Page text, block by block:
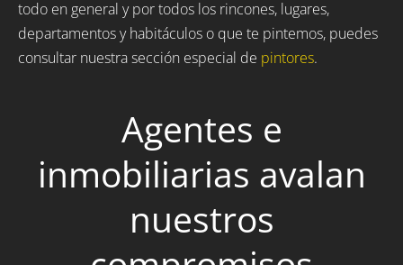
todo en general y por todos los rincones, lugares,
departamentos y habitáculos o que te pintemos, puedes
consultar nuestra sección especial de pintores.
Agentes e
inmobiliarias avalan
nuestros